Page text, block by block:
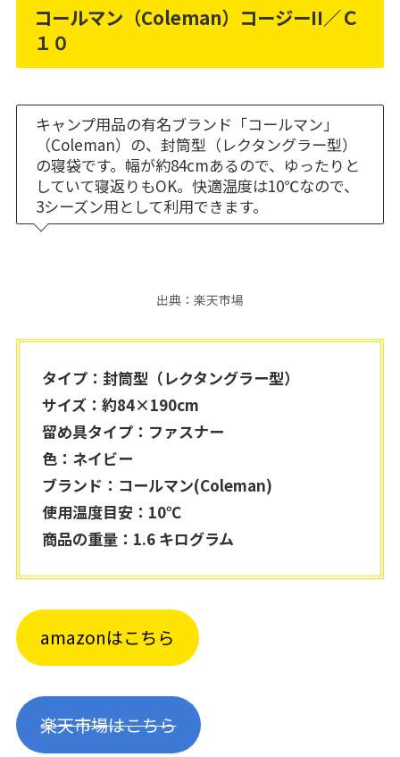
コールマン（Coleman）コージーII／Ｃ
１０
キャンプ用品の有名ブランド「コールマン」
（Coleman）の、封筒型（レクタングラー型）
の寝袋です。幅が約84cmあるので、ゆったりと
していて寝返りもOK。快適温度は10℃なので、
3シーズン用として利用できます。
出典：楽天市場
タイプ：封筒型（レクタングラー型）
サイズ：約84×190cm
留め具タイプ：ファスナー
色：ネイビー
ブランド：コールマン(Coleman)
使用温度目安：10℃
商品の重量：1.6 キログラム
amazonはこちら
楽天市場はこちら